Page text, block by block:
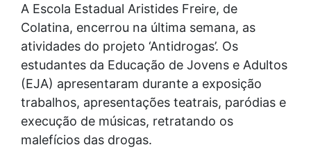
A Escola Estadual Aristides Freire, de
Colatina, encerrou na última semana, as
atividades do projeto ‘Antidrogas’. Os
estudantes da Educação de Jovens e Adultos
(EJA) apresentaram durante a exposição
trabalhos, apresentações teatrais, paródias e
execução de músicas, retratando os
malefícios das drogas.